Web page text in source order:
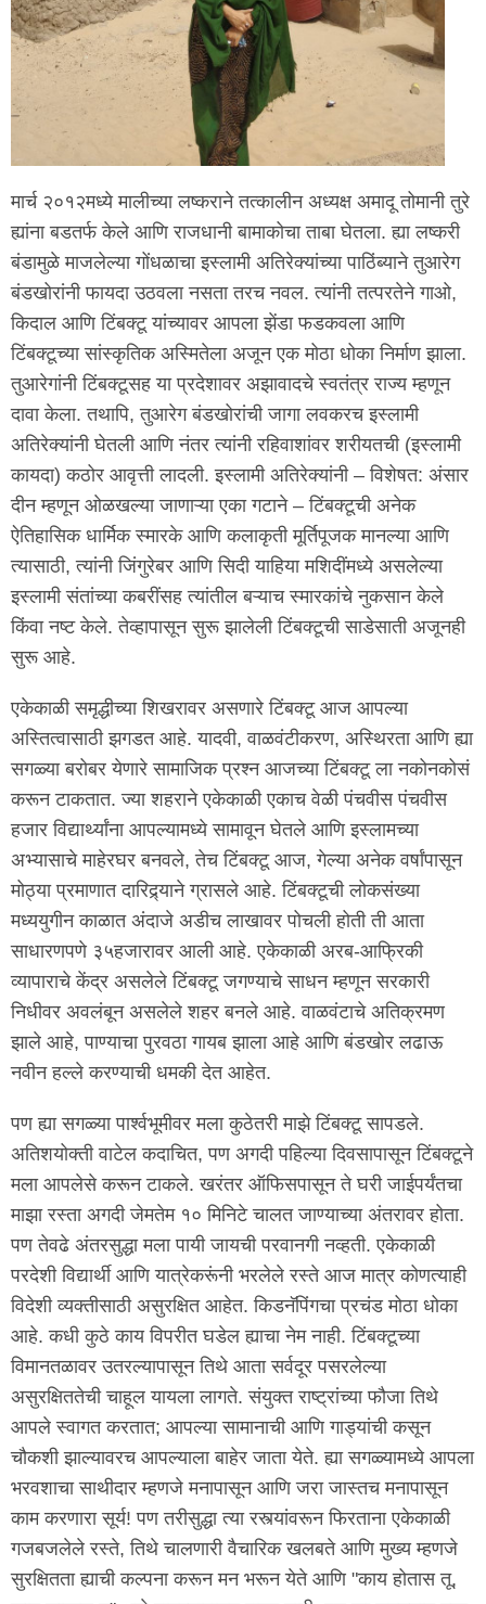
मार्च २०१२मध्ये मालीच्या लष्कराने तत्कालीन अध्यक्ष अमादू तोमानी तुरे
ह्यांना बडतर्फ केले आणि राजधानी बामाकोचा ताबा घेतला. ह्या लष्करी
बंडामुळे माजलेल्या गोंधळाचा इस्लामी अतिरेक्यांच्या पाठिंब्याने तुआरेग
बंडखोरांनी फायदा उठवला नसता तरच नवल. त्यांनी तत्परतेने गाओ,
किदाल आणि टिंबक्टू यांच्यावर आपला झेंडा फडकवला आणि
टिंबक्टूच्या सांस्कृतिक अस्मितेला अजून एक मोठा धोका निर्माण झाला.
तुआरेगांनी टिंबक्टूसह या प्रदेशावर अझावादचे स्वतंत्र राज्य म्हणून
दावा केला. तथापि, तुआरेग बंडखोरांची जागा लवकरच इस्लामी
अतिरेक्यांनी घेतली आणि नंतर त्यांनी रहिवाशांवर शरीयतची (इस्लामी
कायदा) कठोर आवृत्ती लादली. इस्लामी अतिरेक्यांनी – विशेषत: अंसार
दीन म्हणून ओळखल्या जाणाऱ्या एका गटाने – टिंबक्टूची अनेक
ऐतिहासिक धार्मिक स्मारके आणि कलाकृती मूर्तिपूजक मानल्या आणि
त्यासाठी, त्यांनी जिंगुरेबर आणि सिदी याहिया मशिदींमध्ये असलेल्या
इस्लामी संतांच्या कबरींसह त्यांतील बऱ्याच स्मारकांचे नुकसान केले
किंवा नष्ट केले. तेव्हापासून सुरू झालेली टिंबक्टूची साडेसाती अजूनही
सुरू आहे.
एकेकाळी समृद्धीच्या शिखरावर असणारे टिंबक्टू आज आपल्या
अस्तित्वासाठी झगडत आहे. यादवी, वाळवंटीकरण, अस्थिरता आणि ह्या
सगळ्या बरोबर येणारे सामाजिक प्रश्न आजच्या टिंबक्टू ला नकोनकोसं
करून टाकतात. ज्या शहराने एकेकाळी एकाच वेळी पंचवीस पंचवीस
हजार विद्यार्थ्यांना आपल्यामध्ये सामावून घेतले आणि इस्लामच्या
अभ्यासाचे माहेरघर बनवले, तेच टिंबक्टू आज, गेल्या अनेक वर्षांपासून
मोठ्या प्रमाणात दारिद्र्याने ग्रासले आहे. टिंबक्टूची लोकसंख्या
मध्ययुगीन काळात अंदाजे अडीच लाखावर पोचली होती ती आता
साधारणपणे ३५हजारावर आली आहे. एकेकाळी अरब-आफ्रिकी
व्यापाराचे केंद्र असलेले टिंबक्टू जगण्याचे साधन म्हणून सरकारी
निधीवर अवलंबून असलेले शहर बनले आहे. वाळवंटाचे अतिक्रमण
झाले आहे, पाण्याचा पुरवठा गायब झाला आहे आणि बंडखोर लढाऊ
नवीन हल्ले करण्याची धमकी देत आहेत.
पण ह्या सगळ्या पार्श्वभूमीवर मला कुठेतरी माझे टिंबक्टू सापडले.
अतिशयोक्ती वाटेल कदाचित, पण अगदी पहिल्या दिवसापासून टिंबक्टूने
मला आपलेसे करून टाकले. खरंतर ऑफिसपासून ते घरी जाईपर्यंतचा
माझा रस्ता अगदी जेमतेम १० मिनिटे चालत जाण्याच्या अंतरावर होता.
पण तेवढे अंतरसुद्धा मला पायी जायची परवानगी नव्हती. एकेकाळी
परदेशी विद्यार्थी आणि यात्रेकरूंनी भरलेले रस्ते आज मात्र कोणत्याही
विदेशी व्यक्तीसाठी असुरक्षित आहेत. किडनॅपिंगचा प्रचंड मोठा धोका
आहे. कधी कुठे काय विपरीत घडेल ह्याचा नेम नाही. टिंबक्टूच्या
विमानतळावर उतरल्यापासून तिथे आता सर्वदूर पसरलेल्या
असुरक्षिततेची चाहूल यायला लागते. संयुक्त राष्ट्रांच्या फौजा तिथे
आपले स्वागत करतात; आपल्या सामानाची आणि गाड्यांची कसून
चौकशी झाल्यावरच आपल्याला बाहेर जाता येते. ह्या सगळ्यामध्ये आपला
भरवशाचा साथीदार म्हणजे मनापासून आणि जरा जास्तच मनापासून
काम करणारा सूर्य! पण तरीसुद्धा त्या रस्त्यांवरून फिरताना एकेकाळी
गजबजलेले रस्ते, तिथे चालणारी वैचारिक खलबते आणि मुख्य म्हणजे
सुरक्षितता ह्याची कल्पना करून मन भरून येते आणि "काय होतास तू,